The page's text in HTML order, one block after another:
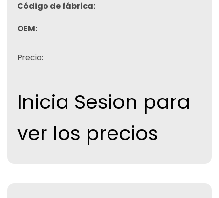
Código de fábrica:
OEM:
Precio:
Inicia Sesion para
ver los precios